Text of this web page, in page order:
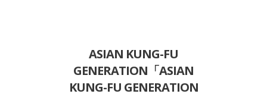
ASIAN KUNG-FU
GENERATION「ASIAN
KUNG-FU GENERATION